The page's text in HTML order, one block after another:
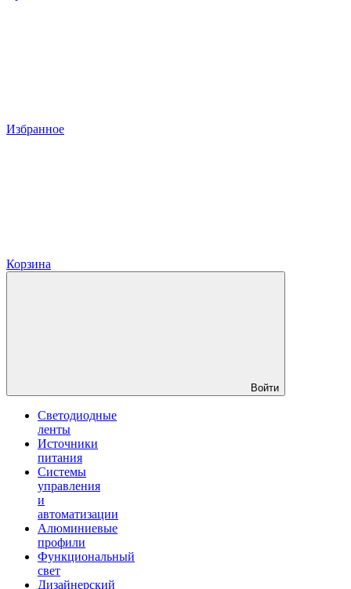
Избранное
Корзина
Войти
Светодиодные
ленты
Источники
питания
Системы
управления
и
автоматизации
Алюминиевые
профили
Функциональный
свет
Дизайнерский